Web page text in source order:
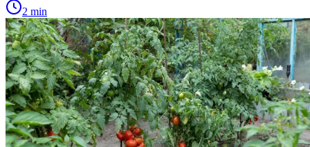
2 min